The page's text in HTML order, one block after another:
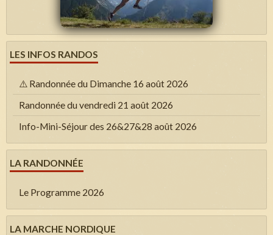
LES INFOS RANDOS
⚠️ Randonnée du Dimanche 16 août 2026
Randonnée du vendredi 21 août 2026
Info-Mini-Séjour des 26&27&28 août 2026
LA RANDONNÉE
Le Programme 2026
LA MARCHE NORDIQUE